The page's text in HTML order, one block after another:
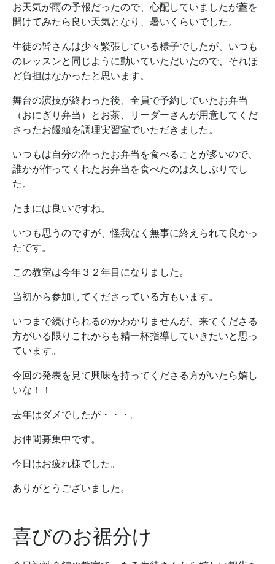
お天気が雨の予報だったので、心配していましたが蓋を
開けてみたら良い天気となり、暑いくらいでした。
生徒の皆さんは少々緊張している様子でしたが、いつも
のレッスンと同じように動いていただいたので、それほ
ど負担はなかったと思います。
舞台の演技が終わった後、全員で予約していたお弁当
（おにぎり弁当）とお茶、リーダーさんが用意してくだ
さったお饅頭を調理実習室でいただきました。
いつもは自分の作ったお弁当を食べることが多いので、
誰かが作ってくれたお弁当を食べたのは久しぶりでし
た。
たまには良いですね。
いつも思うのですが、怪我なく無事に終えられて良かっ
たです。
この教室は今年３２年目になりました。
当初から参加してくださっている方もいます。
いつまで続けられるのかわかりませんが、来てくださる
方がいる限りこれからも精一杯指導していきたいと思っ
ています。
今回の発表を見て興味を持ってくださる方がいたら嬉し
いな！！
去年はダメでしたが・・・。
お仲間募集中です。
今日はお疲れ様でした。
ありがとうございました。
喜びのお裾分け